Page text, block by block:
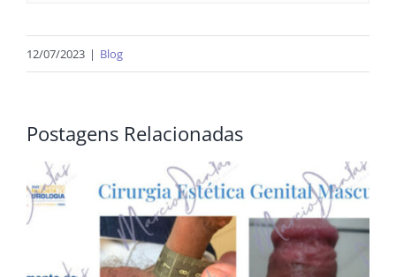
12/07/2023 | Blog
Postagens Relacionadas